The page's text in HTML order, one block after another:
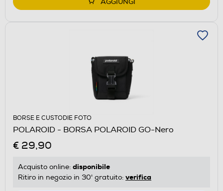
BORSE E CUSTODIE FOTO
POLAROID - BORSA POLAROID GO-Nero
€ 29,90
Acquisto online: disponibile
Ritiro in negozio in 30' gratuito: verifica